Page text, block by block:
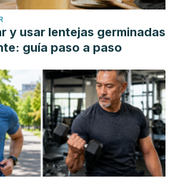
y usar lentejas germinadas
guía paso a paso